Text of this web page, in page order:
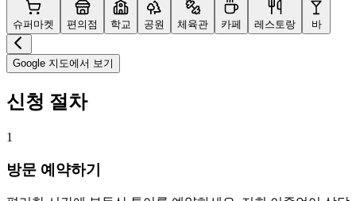
슈퍼마켓 편의점 학교 공원 체육관 카페 레스토랑 바
Google 지도에서 보기
신청 절차
1
방문 예약하기